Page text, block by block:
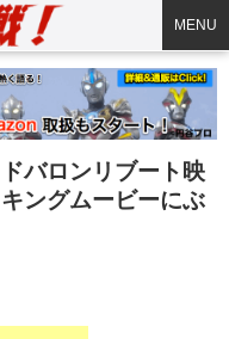
MENU
バロンリブート映
ングムービーにぶ